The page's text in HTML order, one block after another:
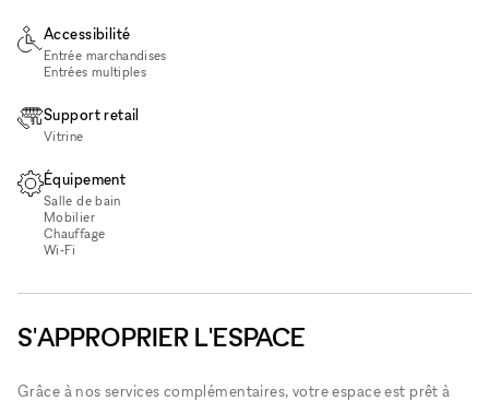
Accessibilité
Entrée marchandises
Entrées multiples
Support retail
Vitrine
Équipement
Salle de bain
Mobilier
Chauffage
Wi‑Fi
S'APPROPRIER L'ESPACE
Grâce à nos services complémentaires, votre espace est prêt à